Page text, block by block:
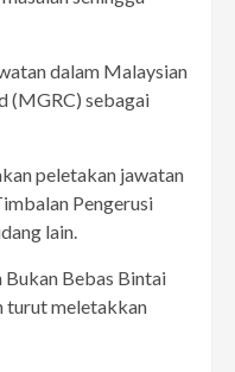
dalam Malaysian
(MGRC) sebagai
peletakan jawatan
Pengerusi
lain.
Bukan Bebas Bintai
turut meletakkan